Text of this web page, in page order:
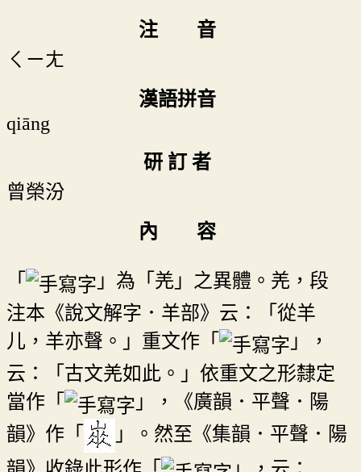
注 音
ㄑㄧㄤ
漢語拼音
qiāng
研 訂 者
曾榮汾
內 容
「
」為「羌」之異體。羌，段
注本《說文解字．羊部》云：「從羊
儿，羊亦聲。」重文作「
」，
云：「古文羌如此。」依重文之形隸定
當作「
」，《廣韻．平聲．陽
韻》作「
」。然至《集韻．平聲．陽